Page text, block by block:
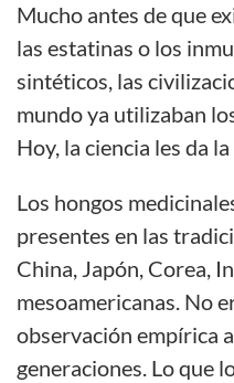
Mucho antes de que
las estatinas o los
sintéticos, las
mundo ya utilizaban
Hoy, la ciencia les da
Los hongos
presentes en las
China, Japón, Corea,
mesoamericanas. No
observación empírica
generaciones. Lo que